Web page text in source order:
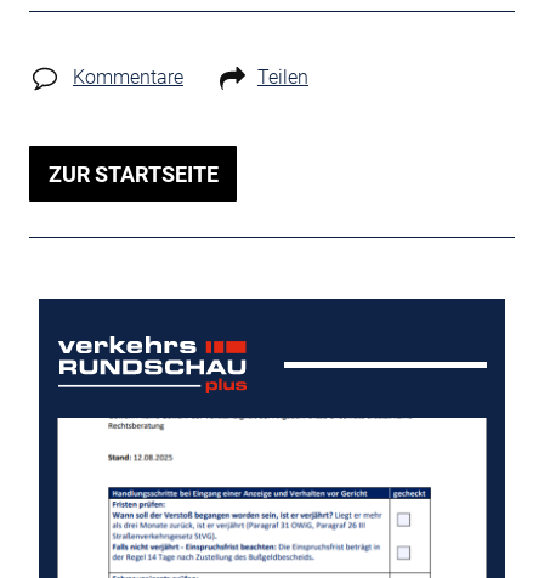
Kommentare Teilen
ZUR STARTSEITE